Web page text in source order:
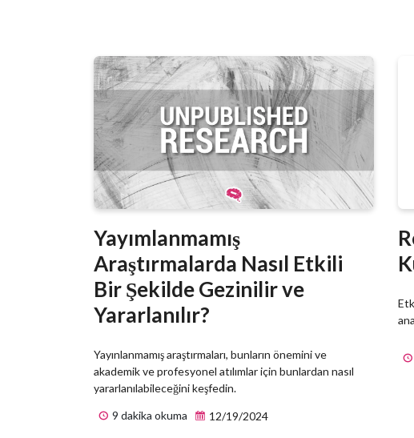
Yayımlanmamış
Araştırmalarda Nasıl Etkili
Bir Şekilde Gezinilir ve
Yararlanılır?
Yayınlanmamış araştırmaları, bunların önemini ve
akademik ve profesyonel atılımlar için bunlardan nasıl
yararlanılabileceğini keşfedin.
9 dakika okuma
12/19/2024